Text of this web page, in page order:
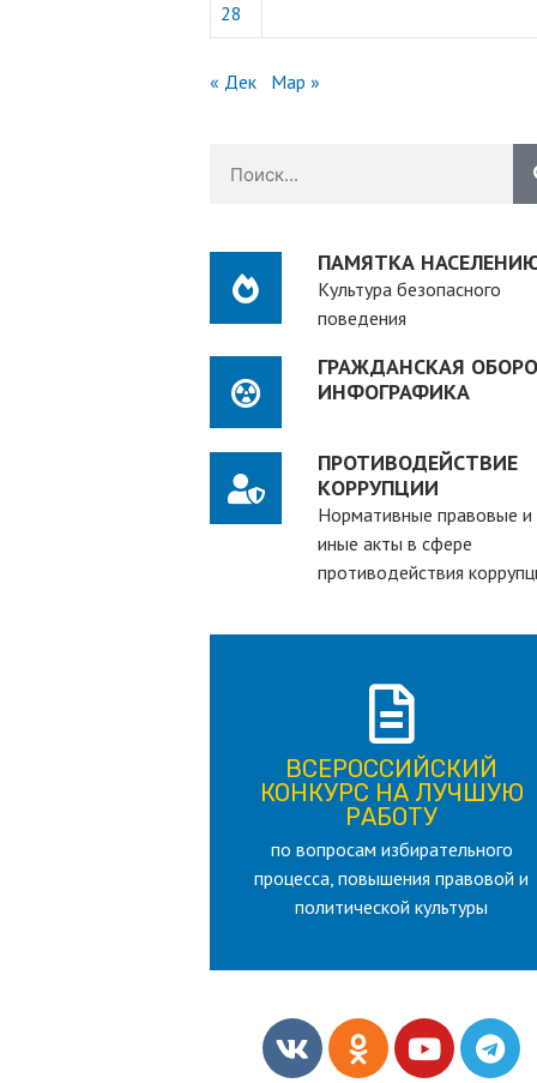
28
« Дек Мар »
ПАМЯТКА
Культура безопасного
поведения
ГРАЖДАНСКАЯ
ИНФОГРАФИКА
ПРОТИВОДЕЙСТВИЕ
КОРРУПЦИИ
Нормативные правовые и
иные акты в сфере
противодействия
ВСЕРОССИЙСКИЙ
КОНКУРС НА ЛУЧШУЮ
РАБОТУ
по вопросам избирательного
процесса, повышения правовой и
политической культуры
ВСЕРОССИЙСКИЙ
КОНКУРС НА ЛУЧШУЮ
РАБОТУ
для лица старше 18 и моложе 35
лет
ПОДРОБНЕЕ